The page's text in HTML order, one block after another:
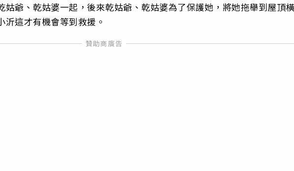
姑爺、乾姑婆一起，後來乾姑爺、乾姑婆為了保護她，將她拖舉到屋頂
這才有機會等到救援。